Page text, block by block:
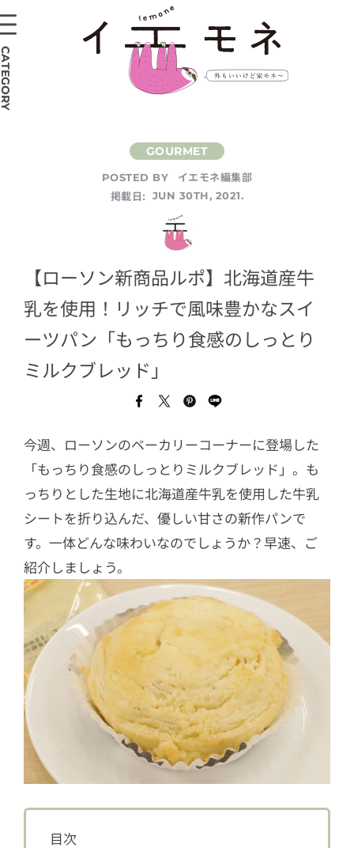
POSTED BY
イエモネ編集部
掲載日:
JUN 30TH, 2021.
【ローソン新商品ルポ】北海道産牛
乳を使用！リッチで風味豊かなスイ
ーツパン「もっちり食感のしっとり
ミルクブレッド」
今週、ローソンのベーカリーコーナーに登場した
「もっちり食感のしっとりミルクブレッド」。も
っちりとした生地に北海道産牛乳を使用した牛乳
シートを折り込んだ、優しい甘さの新作パンで
す。一体どんな味わいなのでしょうか？早速、ご
紹介しましょう。
目次